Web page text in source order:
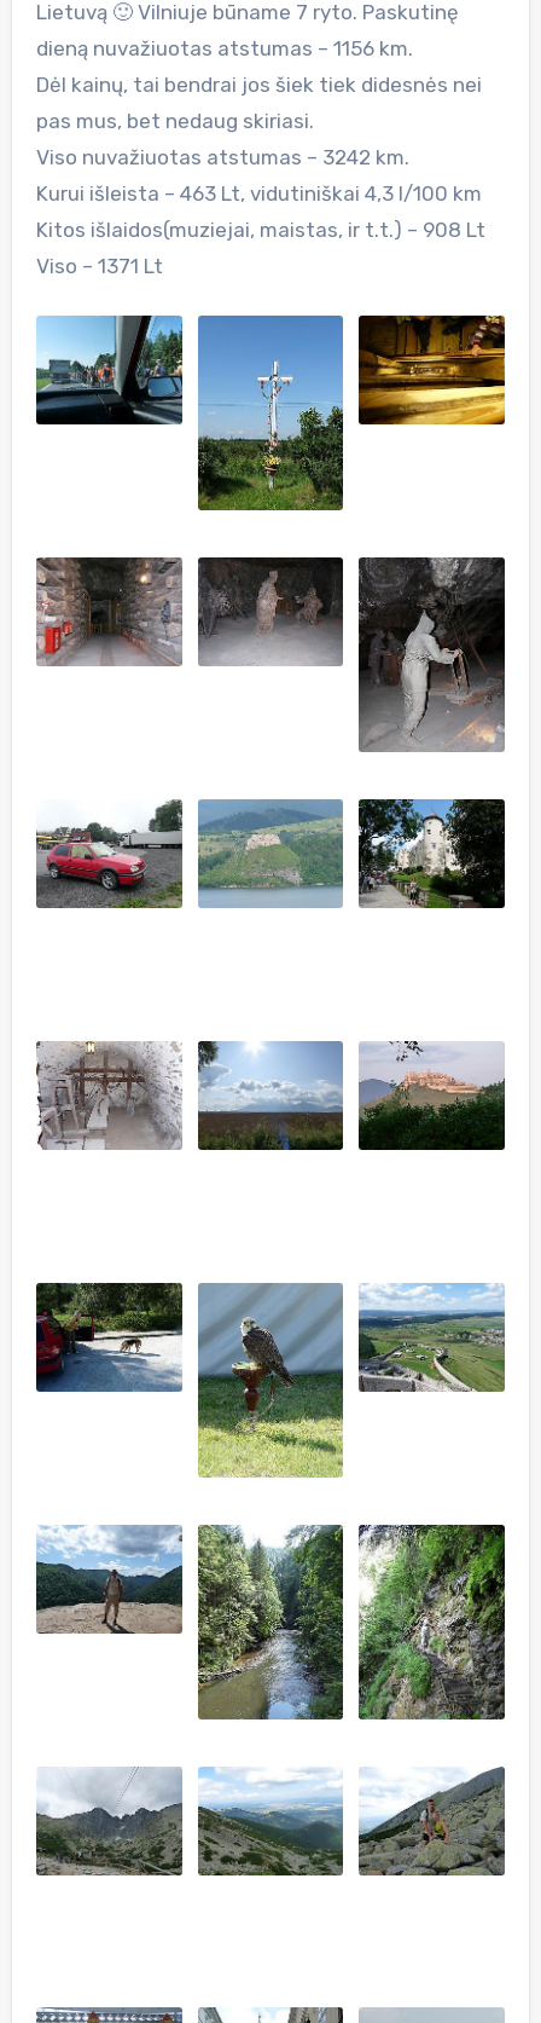
Lietuvą 🙂 Vilniuje būname 7 ryto. Paskutinę
dieną nuvažiuotas atstumas – 1156 km.
Dėl kainų, tai bendrai jos šiek tiek didesnės nei
pas mus, bet nedaug skiriasi.
Viso nuvažiuotas atstumas – 3242 km.
Kurui išleista – 463 Lt, vidutiniškai 4,3 l/100 km
Kitos išlaidos(muziejai, maistas, ir t.t.) – 908 Lt
Viso – 1371 Lt